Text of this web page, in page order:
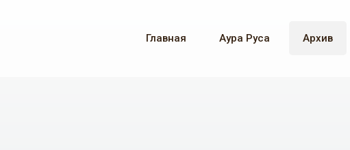
Главная Аура Руса Архив